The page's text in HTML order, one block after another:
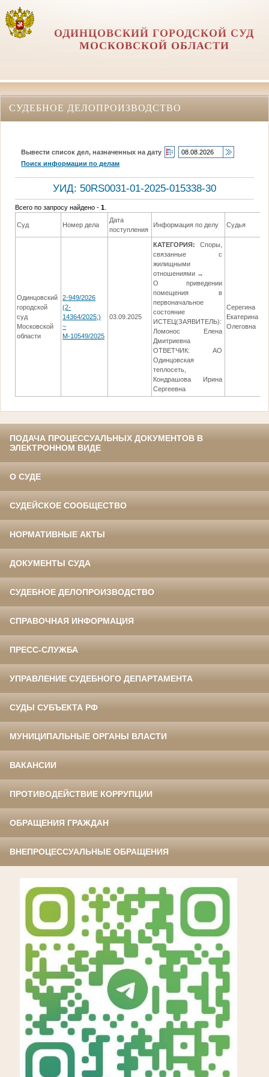
ОДИНЦОВСКИЙ ГОРОДСКОЙ СУД
МОСКОВСКОЙ ОБЛАСТИ
СУДЕБНОЕ ДЕЛОПРОИЗВОДСТВО
Вывести список дел, назначенных на дату
Поиск информации по делам
УИД: 50RS0031-01-2025-015338-30
Всего по запросу найдено -1
Суд Номер дела
Дата
поступления
Информация по делу Судья
Одинцовский
городской
суд
Московской
области
2-949/2026
(2-
14364/2025;)
~
М-10549/2025
03.09.2025
КАТЕГОРИЯ:
Споры,
связанные с
жилищными
отношениями →
О приведении
помещения в
первоначальное
состояние
ИСТЕЦ(ЗАЯВИТЕЛЬ):
Ломонос Елена
Дмитриевна
ОТВЕТЧИК: АО
Одинцовская
теплосеть,
Кондрашова Ирина
Сергеевна
Серегина
Екатерина
Олеговна
ПОДАЧА ПРОЦЕССУАЛЬНЫХ ДОКУМЕНТОВ В
ЭЛЕКТРОННОМ ВИДЕ
О СУДЕ
СУДЕЙСКОЕ СООБЩЕСТВО
НОРМАТИВНЫЕ АКТЫ
ДОКУМЕНТЫ СУДА
СУДЕБНОЕ ДЕЛОПРОИЗВОДСТВО
СПРАВОЧНАЯ ИНФОРМАЦИЯ
ПРЕСС-СЛУЖБА
УПРАВЛЕНИЕ СУДЕБНОГО ДЕПАРТАМЕНТА
СУДЫ СУБЪЕКТА РФ
МУНИЦИПАЛЬНЫЕ ОРГАНЫ ВЛАСТИ
ВАКАНСИИ
ПРОТИВОДЕЙСТВИЕ КОРРУПЦИИ
ОБРАЩЕНИЯ ГРАЖДАН
ВНЕПРОЦЕССУАЛЬНЫЕ ОБРАЩЕНИЯ